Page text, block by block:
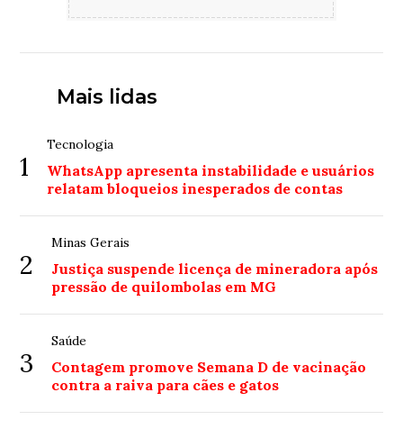
Mais lidas
1
Tecnologia
WhatsApp apresenta instabilidade e usuários
relatam bloqueios inesperados de contas
2
Minas Gerais
Justiça suspende licença de mineradora após
pressão de quilombolas em MG
3
Saúde
Contagem promove Semana D de vacinação
contra a raiva para cães e gatos